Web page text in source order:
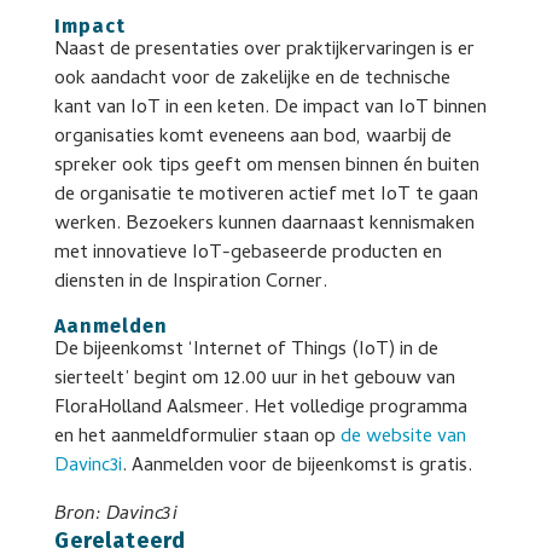
Impact
Naast de presentaties over praktijkervaringen is er
ook aandacht voor de zakelijke en de technische
kant van IoT in een keten. De impact van IoT binnen
organisaties komt eveneens aan bod, waarbij de
spreker ook tips geeft om mensen binnen én buiten
de organisatie te motiveren actief met IoT te gaan
werken. Bezoekers kunnen daarnaast kennismaken
met innovatieve IoT-gebaseerde producten en
diensten in de Inspiration Corner.
Aanmelden
De bijeenkomst ‘Internet of Things (IoT) in de
sierteelt’ begint om 12.00 uur in het gebouw van
FloraHolland Aalsmeer. Het volledige programma
en het aanmeldformulier staan opde website van
Davinc3i. Aanmelden voor de bijeenkomst is gratis.
Bron: Davinc3i
Gerelateerd